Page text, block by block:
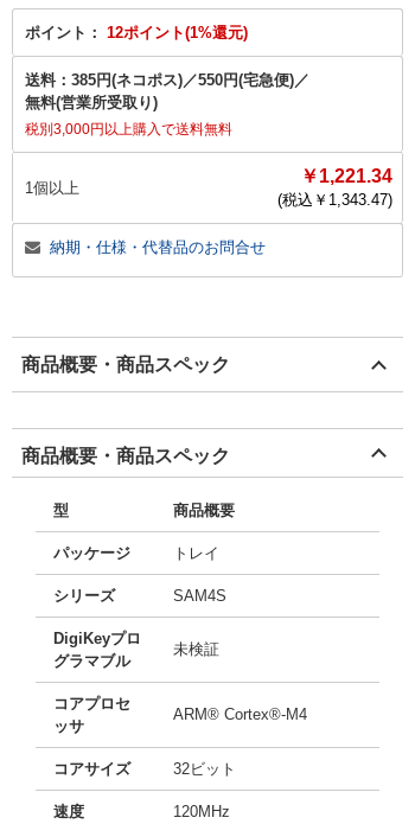
ポイント： 12ポイント(1%還元)
送料： 385円(ネコポス)／550円(宅急便)／
無料(営業所受取り)
税別3,000円以上購入で送料無料
1個以上
￥1,221.34
(税込￥ 1,343.47)
納期・仕様・代替品のお問合せ
商品概要・商品スペック
商品概要・商品スペック
型 商品概要
パッケージ トレイ
シリーズ SAM4S
DigiKeyプロ
グラマブル
未検証
コアプロセ
ッサ
ARM® Cortex®-M4
コアサイズ 32ビット
速度 120MHz